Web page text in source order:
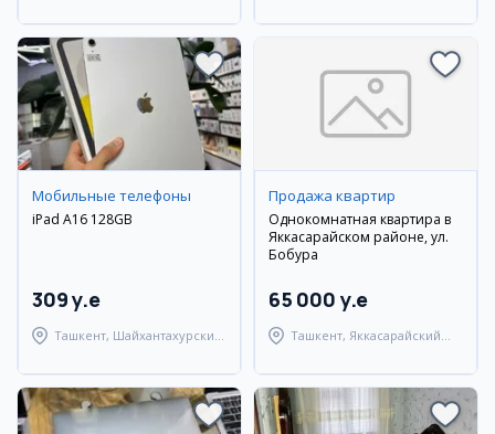
Мобильные телефоны
iPad A16 128GB
309 y.e
Ташкент, Шайхантахурский
Продажа квартир
Однокомнатная квартира в
Яккасарайском районе, ул.
Бобура
65 000 y.e
Ташкент, Яккасарайский